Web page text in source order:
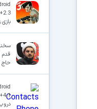
+2.3
بازی
قدم
حاج
+4.1